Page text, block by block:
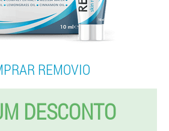
REMOVIO
DESCONTO